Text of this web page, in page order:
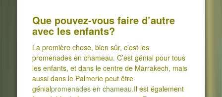
Que pouvez-vous faire d’autre
avec les enfants?
La première chose, bien sûr, c’est les
promenades en chameau. C’est génial pour tous
les enfants, et dans le centre de Marrakech, mais
aussi dans le Palmerie peut être
génialpromenades en chameau.Il est également